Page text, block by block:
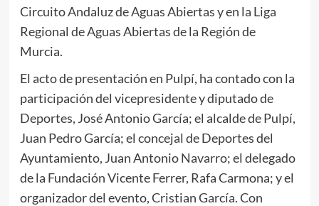
Circuito Andaluz de Aguas Abiertas y en la Liga
Regional de Aguas Abiertas de la Región de
Murcia.
El acto de presentación en Pulpí, ha contado con la
participación del vicepresidente y diputado de
Deportes, José Antonio García; el alcalde de Pulpí,
Juan Pedro García; el concejal de Deportes del
Ayuntamiento, Juan Antonio Navarro; el delegado
de la Fundación Vicente Ferrer, Rafa Carmona; y el
organizador del evento, Cristian García. Con